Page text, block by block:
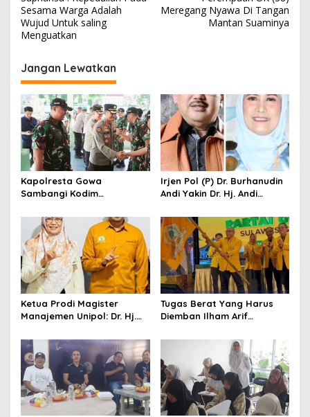
a
v
g
a
s
i
p
o
s
Sesama Warga Adalah
Wujud Untuk saling
Menguatkan
Meregang Nyawa Di Tangan
Mantan Suaminya
Jangan Lewatkan
Kapolresta Gowa
Sambangi Kodim
Sinergitas dan Soliditas
TNI-Polri
Irjen Pol (P) Dr. Burhanudin
Andi Yakin Dr. Hj. Andi
Unipol Semakin Unggul
Ketua Prodi Magister
Manajemen Unipol: Dr. Hj.
Bawa Unipol Semakin
Unggul
Tugas Berat Yang Harus
Diemban Ilham Arif
Kebijakan Diskresi Ketum